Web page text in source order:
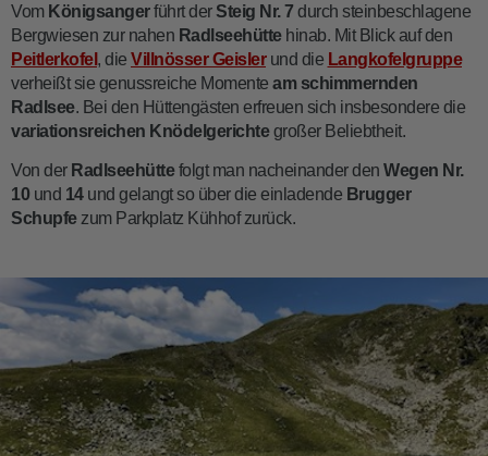
Vom Königsangerführt derSteig Nr. 7 durch steinbeschlagene
Bergwiesen zur nahen Radlseehüttehinab. Mit Blick auf den
Peitlerkofel , die Villnösser Geislerund die Langkofelgruppe
verheißt sie genussreiche Momente am schimmernden
Radlsee. Bei den Hüttengästen erfreuen sich insbesondere die
variationsreichen Knödelgerichtegroßer Beliebtheit.
Von der Radlseehüttefolgt man nacheinander den Wegen Nr.
10 und 14und gelangt so über die einladende Brugger
Schupfezum Parkplatz Kühhof zurück.